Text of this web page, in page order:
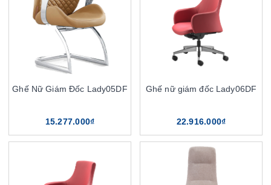
Ghế Nữ Giám Đốc Lady05DF
15.277.000₫
Ghế nữ giám đốc Lady06DF
22.916.000₫